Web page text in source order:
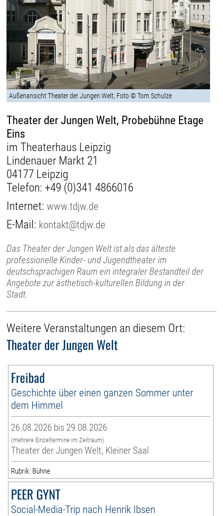
Außenansicht Theater der Jungen Welt, Foto © Tom Schulze
Theater der Jungen Welt, Probebühne Etage
Eins
im Theaterhaus Leipzig
Lindenauer Markt 21
04177 Leipzig
Telefon: +49 (0)341 4866016
Internet:www.tdjw.de
E-Mail: kontakt@tdjw.de
Das Theater der Jungen Welt ist als das älteste
professionelle Kinder- und Jugendtheater im
deutschsprachigen Raum ein integraler Bestandteil der
Angebote zur ästhetisch-kulturellen Bildung in der
Stadt.
Weitere Veranstaltungen an diesem Ort:
Theater der Jungen Welt
Freibad
Geschichte über einen ganzen Sommer unter
dem Himmel
26.08.2026 bis 29.08.2026
(mehrere Einzeltermine im Zeitraum)
Theater der Jungen Welt, Kleiner Saal
Rubrik: Bühne
PEER GYNT
Social-Media-Trip nach Henrik Ibsen